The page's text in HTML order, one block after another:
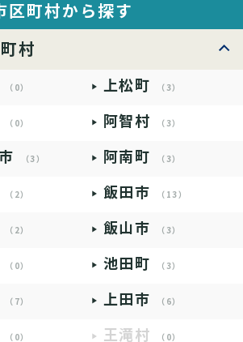
区町村から探す
村
（0） 上松町 （3）
（0） 阿智村 （3）
（3） 阿南町 （3）
（2） 飯田市 （13）
（2） 飯山市 （3）
（0） 池田町 （3）
（7） 上田市 （6）
（0） 王滝村 （0）